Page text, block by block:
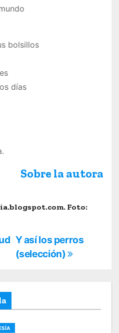
bolsillos
días
Sobre la autora
Foto:
Y así los perros
(selección)